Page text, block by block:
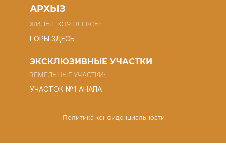
АРХЫЗ
ЖИЛЫЕ КОМПЛЕКСЫ:
ГОРЫ ЗДЕСЬ
ЭКСКЛЮЗИВНЫЕ УЧАСТКИ
ЗЕМЕЛЬНЫЕ УЧАСТКИ:
УЧАСТОК №1 АНАПА
Политика конфиденциальности